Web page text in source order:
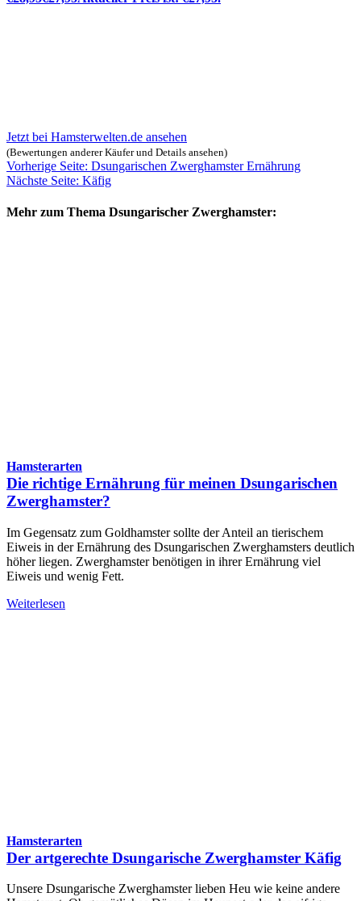
Jetzt bei Hamsterwelten.de ansehen
(Bewertungen anderer Käufer und Details ansehen)
Vorherige Seite: Dsungarischen Zwerghamster Ernährung
Nächste Seite: Käfig
Mehr zum Thema Dsungarischer Zwerghamster:
Hamsterarten
Die richtige Ernährung für meinen Dsungarischen
Zwerghamster?
Im Gegensatz zum Goldhamster sollte der Anteil an tierischem
Eiweis in der Ernährung des Dsungarischen Zwerghamsters deutlich
höher liegen. Zwerghamster benötigen in ihrer Ernährung viel
Eiweis und wenig Fett.
Weiterlesen
Hamsterarten
Der artgerechte Dsungarische Zwerghamster Käfig
Unsere Dsungarische Zwerghamster lieben Heu wie keine andere